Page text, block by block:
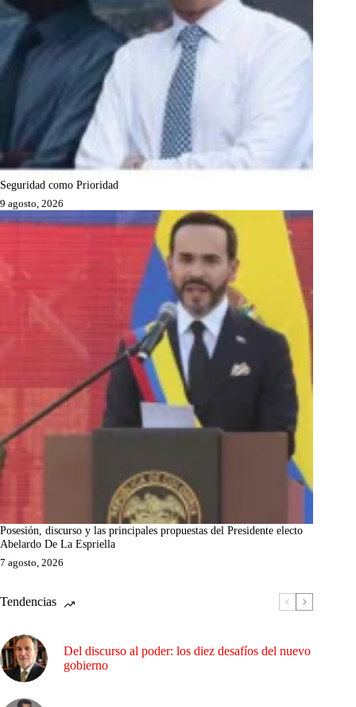
Seguridad como Prioridad
9 agosto, 2026
Posesión, discurso y las principales propuestas del Presidente electo
Abelardo De La Espriella
7 agosto, 2026
Tendencias
Del discurso al poder: los diez desafíos del nuevo
gobierno